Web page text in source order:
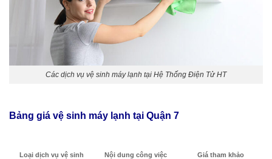
Các dịch vụ vệ sinh máy lạnh tại Hệ Thống Điện Tử HT
Bảng giá vệ sinh máy lạnh tại Quận 7
Loại dịch vụ vệ sinh Nội dung công việc Giá tham khảo